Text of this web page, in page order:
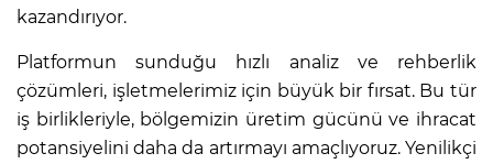
kazandırıyor.
Platformun sunduğu hızlı analiz ve rehberlik
çözümleri, işletmelerimiz için büyük bir fırsat. Bu tür
iş birlikleriyle, bölgemizin üretim gücünü ve ihracat
potansiyelini daha da artırmayı amaçlıyoruz. Yenilikçi